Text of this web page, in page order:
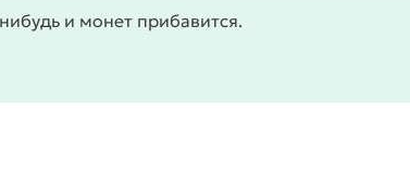
и монет прибавится.